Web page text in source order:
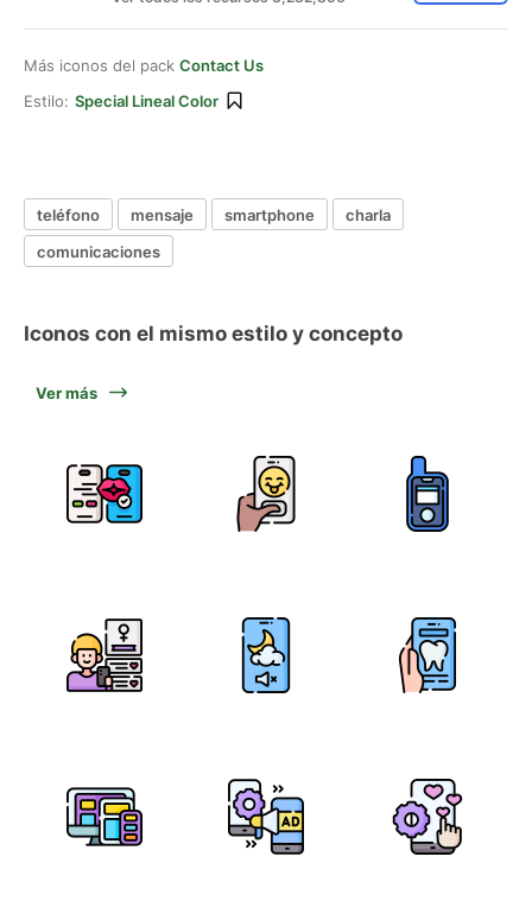
Más iconos del pack Contact Us
Estilo: Special Lineal Color
teléfono mensaje smartphone
charla
comunicaciones
Iconos con el mismo estilo y concepto
Ver más